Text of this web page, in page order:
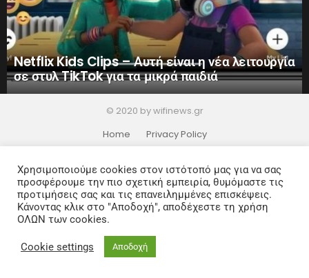
Netflix Kids Clips – Αυτή είναι η νέα λειτουργία
σε στυλ TikTok για τα μικρά παιδιά
© 2020 by wifinews.gr
Home
Privacy Policy
Χρησιμοποιούμε cookies στον ιστότοπό μας για να σας
προσφέρουμε την πιο σχετική εμπειρία, θυμόμαστε τις
προτιμήσεις σας και τις επανειλημμένες επισκέψεις.
Κάνοντας κλικ στο "Αποδοχή", αποδέχεστε τη χρήση
ΟΛΩΝ των cookies.
Cookie settings Αποδοχή